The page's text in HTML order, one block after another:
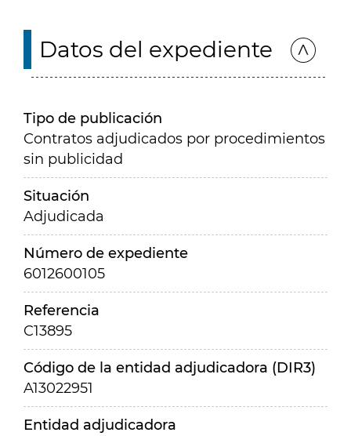
Datos del expediente
Tipo de publicación
Contratos adjudicados por procedimientos
sin publicidad
Situación
Adjudicada
Número de expediente
6012600105
Referencia
C13895
Código de la entidad adjudicadora (DIR3)
A13022951
Entidad adjudicadora